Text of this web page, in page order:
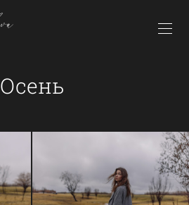
Осень